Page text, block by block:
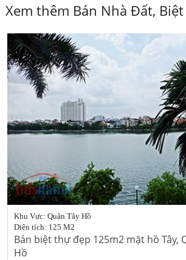
Xem thêm Bán Nhà Đất, Biệt
Khu Vực: Quận Tây Hồ
Diện tích: 125 M2
Bán biệt thự đẹp 125m2 mặt hồ Tây,
Hồ